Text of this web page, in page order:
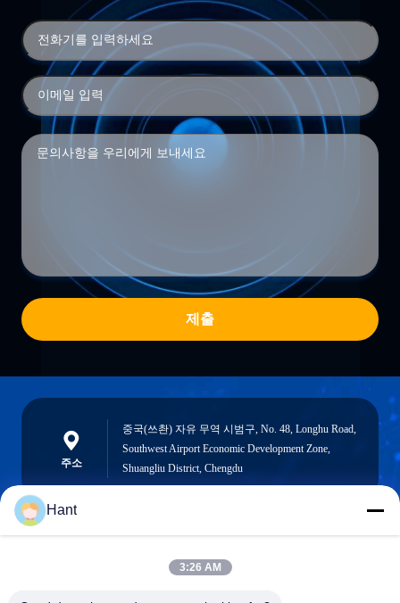
제출
주소
중국(쓰촨) 자유 무역 시범구, No. 48, Longhu Road,
Southwest Airport Economic Development Zone,
Shuangliu District, Chengdu
Sales03@chinafibercable.com
Hant
3:26 AM